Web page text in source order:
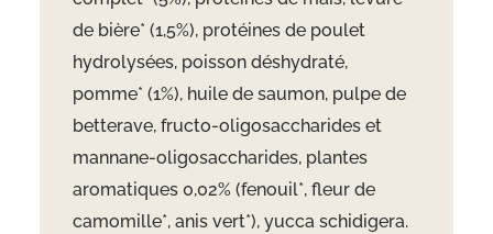
de bière* (1,5%), protéines de poulet
hydrolysées, poisson déshydraté,
pomme* (1%), huile de saumon, pulpe de
betterave, fructo-oligosaccharides et
mannane-oligosaccharides, plantes
aromatiques 0,02% (fenouil*, fleur de
camomille*, anis vert*), yucca schidigera.